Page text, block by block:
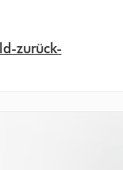
zurück-